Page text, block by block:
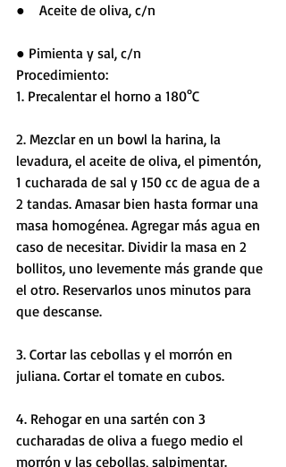
●    Aceite de oliva, c/n
● Pimienta y sal, c/n
Procedimiento:
1. Precalentar el horno a 180°C
2. Mezclar en un bowl la harina, la
levadura, el aceite de oliva, el pimentón,
1 cucharada de sal y 150 cc de agua de a
2 tandas. Amasar bien hasta formar una
masa homogénea. Agregar más agua en
caso de necesitar. Dividir la masa en 2
bollitos, uno levemente más grande que
el otro. Reservarlos unos minutos para
que descanse.
3. Cortar las cebollas y el morrón en
juliana. Cortar el tomate en cubos.
4. Rehogar en una sartén con 3
cucharadas de oliva a fuego medio el
morrón y las cebollas, salpimentar.